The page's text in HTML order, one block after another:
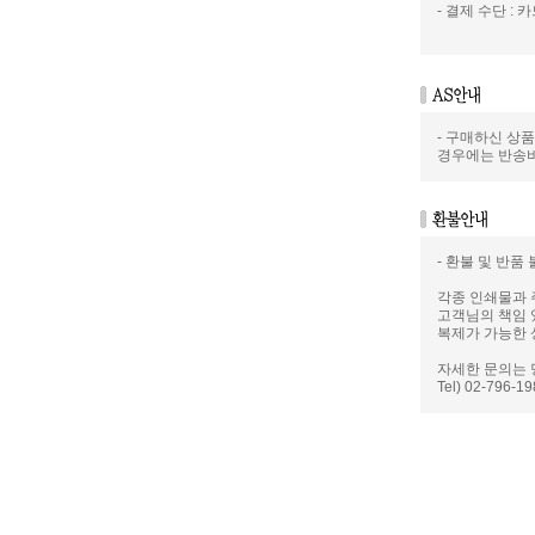
- 결제 수단 :
- 구매하신 상
경우에는 반송
- 환불 및 반품
각종 인쇄물과
고객님의 책임
복제가 가능한
자세한 문의는
Tel) 02-796-